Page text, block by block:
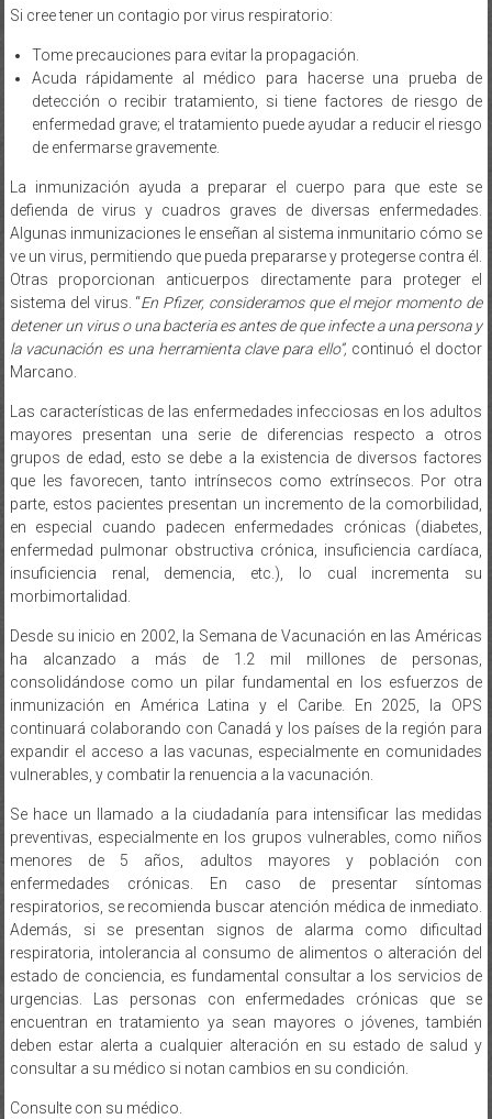
Acuda rápidamente al médico para hacerse una prueba de
detección o recibir tratamiento, si tiene factores de riesgo de
enfermedad grave; el tratamiento puede ayudar a reducir el riesgo
de enfermarse gravemente.
defienda de virus y cuadros graves de diversas enfermedades.
Algunas inmunizaciones le enseñan al sistema inmunitario cómo se
ve un virus, permitiendo que pueda prepararse y protegerse contra él.
Otras proporcionan anticuerpos directamente para proteger el
sistema del virus. “En Pfizer, consideramos que el mejor momento de
detener un virus o una bacteria es antes de que infecte a una persona y
la vacunación es una herramienta clave para ello”,continuó el doctor
Marcano.
mayores presentan una serie de diferencias respecto a otros
grupos de edad, esto se debe a la existencia de diversos factores
que les favorecen, tanto intrínsecos como extrínsecos. Por otra
parte, estos pacientes presentan un incremento de la comorbilidad,
en especial cuando padecen enfermedades crónicas (diabetes,
enfermedad pulmonar obstructiva crónica, insuficiencia cardíaca,
insuficiencia renal, demencia, etc.), lo cual incrementa su
morbimortalidad.
ha alcanzado a más de 1.2 mil millones de personas,
consolidándose como un pilar fundamental en los esfuerzos de
inmunización en América Latina y el Caribe. En 2025, la OPS
continuará colaborando con Canadá y los países de la región para
expandir el acceso a las vacunas, especialmente en comunidades
vulnerables, y combatir la renuencia a la vacunación.
preventivas, especialmente en los grupos vulnerables, como niños
menores de 5 años, adultos mayores y población con
enfermedades crónicas. En caso de presentar síntomas
respiratorios, se recomienda buscar atención médica de inmediato.
Además, si se presentan signos de alarma como dificultad
respiratoria, intolerancia al consumo de alimentos o alteración del
estado de conciencia, es fundamental consultar a los servicios de
urgencias. Las personas con enfermedades crónicas que se
encuentran en tratamiento ya sean mayores o jóvenes, también
deben estar alerta a cualquier alteración en su estado de salud y
consultar a su médico si notan cambios en su condición.